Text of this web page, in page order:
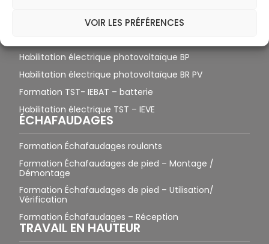
VOIR LES PRÉFÉRENCES
Habilitation électrique photovoltaïque BP
Habilitation électrique photovoltaïque BR PV
Formation TST- IEBAT – batterie
Habilitation électrique TST – IEVE
ÉCHAFAUDAGES
Formation Échafaudages roulants
Formation Échafaudages de pied – Montage /
Démontage
Formation Échafaudages de pied – Utilisation/
Vérification
Formation Échafaudages – Réception
TRAVAIL EN HAUTEUR